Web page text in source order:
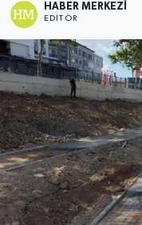
HABER MERKEZI
EDITÖR